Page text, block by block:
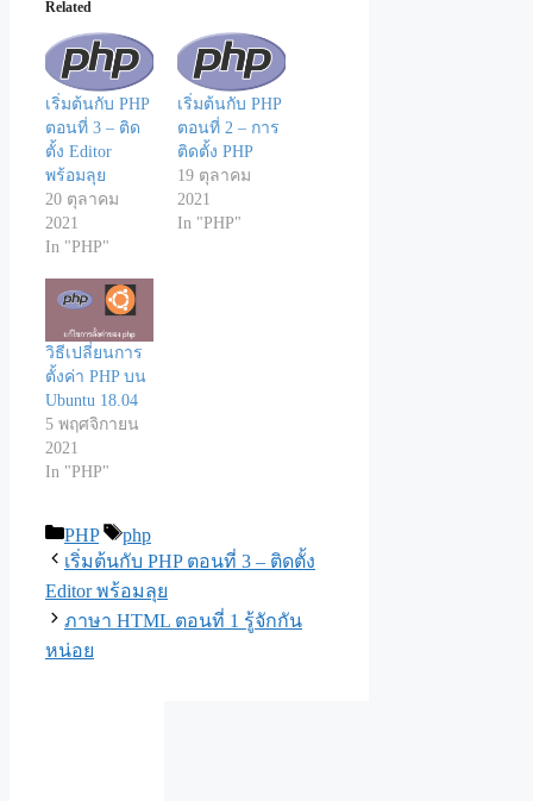
Related
เริ่มต้นกับ PHP
ตอนที่ 3 – ติด
ตั้ง Editor
พร้อมลุย
20 ตุลาคม
2021
In "PHP"
เริ่มต้นกับ PHP
ตอนที่ 2 – การ
ติดตั้ง PHP
19 ตุลาคม
2021
In "PHP"
วิธีเปลี่ยนการ
ตั้งค่า PHP บน
Ubuntu 18.04
5 พฤศจิกายน
2021
In "PHP"
Categories
PHP Tags
php
เริ่มต้นกับ PHP ตอนที่ 3 – ติดตั้ง
Editor พร้อมลุย
ภาษา HTML ตอนที่ 1 รู้จักกัน
หน่อย